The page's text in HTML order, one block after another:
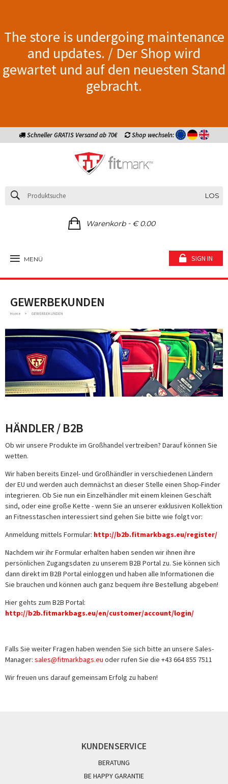
The store is undergoing maintenance
and updates. / Der Shop wird
gewartet und auf den neuesten Stand
gebracht.
Schneller GRATIS Versand ab 70€ Shop wechseln:
LOS
Warenkorb- € 0.00
MENÜ SIGN IN
GEWERBEKUNDEN
Home GEWERBEKUNDEN
HÄNDLER / B2B
Ob wir unsere Produkte im Großhandel vertreiben? Darauf können Sie
wetten.
Wir haben bereits Einzel- und Großhändler in verschiedenen Ländern
der EU und werden auch demnächst an dieser Stelle einen Shop-Finder
integrieren. Ob Sie nun ein Einzelhändler mit einem kleinen Geschäft
sind, oder eine große Kette - wenn Sie an unserer exklusiven Kollektion
an Fitnesstaschen interessiert sind gehen Sie bitte wie folgt vor:
Anmeldung mittels Formular: http://b2b.fitmarkbags.eu/register/
Nachdem wir ihr Formular erhalten haben senden wir ihnen ihre
persönlichen Zugangsdaten zu unserem B2B Portal zu. Sie können sich
dann direkt im B2B Portal einloggen und haben alle Informationen die
Sie brauchen und können auch ganz bequem ihre Bestellung abgeben!
Hier gehts zum B2B Portal:
http://b2b.fitmarkbags.eu/en/customer/account/login/
Falls Sie weiter Fragen haben wenden Sie sich bitte an unsere Sales-
Manager: sales@fitmarkbags.eu oder rufen Sie die +43 664 855 7511
Wir freuen uns darauf gemeinsam Erfolg zu haben!
KUNDENSERVICE
BERATUNG
BE HAPPY GARANTIE